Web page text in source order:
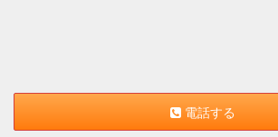
電話する